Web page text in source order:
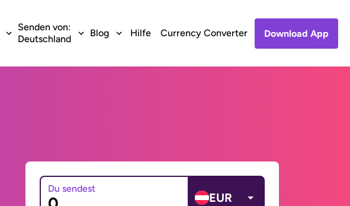
Senden von:
Deutschland
Blog Hilfe Currency Converter Download App
Du sendest
EUR